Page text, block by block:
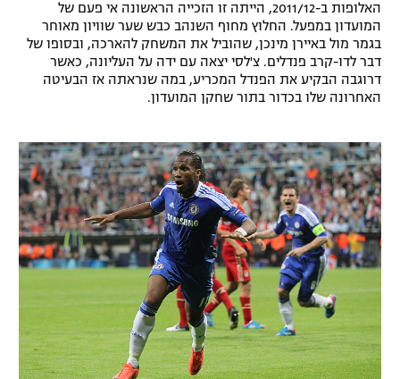
תנאי שימוש
מדיניות פרטיות
תקנון פעילות ספורט 1
רשיון להקרנה פומבית לבית עסק
הצטרפות לחבילת הערוצים
לוח דרושים – ג'ובנט
תגיות
המגזין
ספורט אתגרי ואקסטרים
אומנויות לחימה
גיימינג E-Sports
האלופות ב-2011/12, הייתה זו הזכייה הראשונה אי פעם של
המועדון במפעל. החלוץ מחוף השנהב כבש שער שוויון מאוחר
בגמר מול באיירן מינכן, שהוביל את המשחק להארכה, ובסופו של
דבר לדו-קרב פנדלים. צ'לסי יצאה עם ידה על העליונה, כאשר
דרוגבה הבקיע את הפנדל המכריע, במה שנראתה אז הבעיטה
האחרונה שלו בכדור בתור שחקן המועדון.